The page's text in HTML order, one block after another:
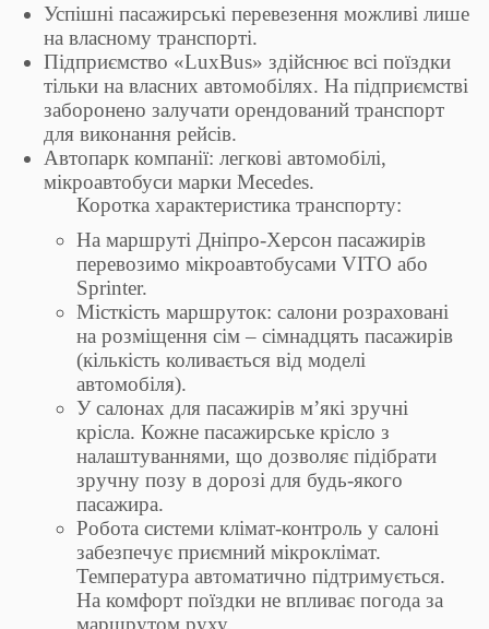
Успішні пасажирські перевезення можливі лише
на власному транспорті.
Підприємство «LuxBus» здійснює всі поїздки
тільки на власних автомобілях. На підприємстві
заборонено залучати орендований транспорт
для виконання рейсів.
Автопарк компанії: легкові автомобілі,
мікроавтобуси марки Mecedes.
Коротка характеристика транспорту:
На маршруті Дніпро-Херсон пасажирів
перевозимо мікроавтобусами VITO або
Sprinter.
Місткість маршруток: салони розраховані
на розміщення сім – сімнадцять пасажирів
(кількість коливається від моделі
автомобіля).
У салонах для пасажирів м’які зручні
крісла. Кожне пасажирське крісло з
налаштуваннями, що дозволяє підібрати
зручну позу в дорозі для будь-якого
пасажира.
Робота системи клімат-контроль у салоні
забезпечує приємний мікроклімат.
Температура автоматично підтримується.
На комфорт поїздки не впливає погода за
маршрутом руху.